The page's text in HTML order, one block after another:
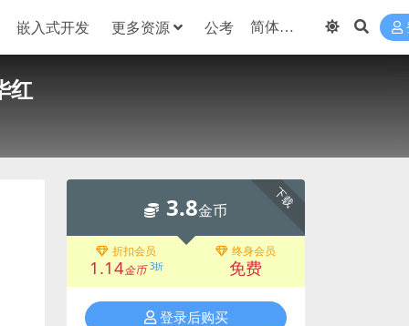
嵌入式开发 更多资源 公考
红
下载
3.8金币
折扣会员
1.14金币 3折
终身会员
免费
登录后购买